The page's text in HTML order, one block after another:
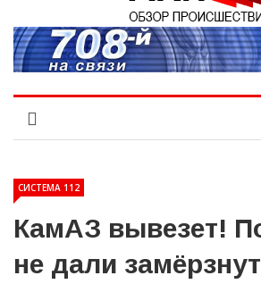
СИСТЕМА 112
КамАЗ вывезет!
не дали